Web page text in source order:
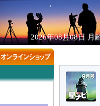
2026年08月08日 月